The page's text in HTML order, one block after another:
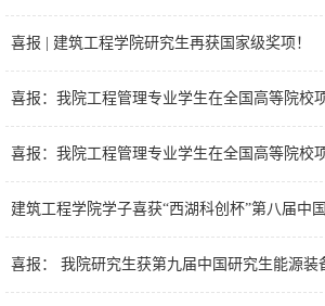
喜报 | 建筑工程学院研究生再获国家级奖项！